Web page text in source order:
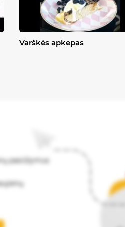
Varškės apkepas
pasiūlymus